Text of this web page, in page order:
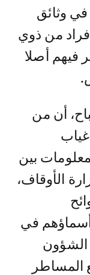
في وثائق
من ذوي
فيهم أصلا
أن من
بين
الأوقاف،
في
الشؤون
المساطر